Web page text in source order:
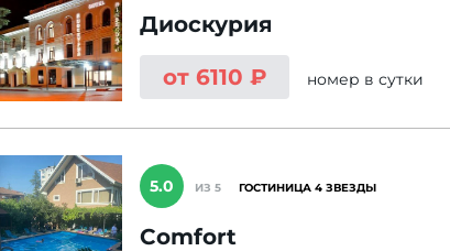
Диоскурия
от 6110 ₽
номер в сутки
5.0 ИЗ 5 ГОСТИНИЦА 4 ЗВЕЗДЫ
Comfort